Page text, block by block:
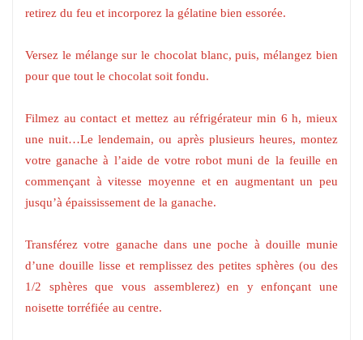
retirez du feu et incorporez la gélatine bien essorée.
Versez le mélange sur le chocolat blanc, puis, mélangez bien
pour que tout le chocolat soit fondu.
Filmez au contact et mettez au réfrigérateur min 6 h, mieux
une nuit…Le lendemain, ou après plusieurs heures, montez
votre ganache à l’aide de votre robot muni de la feuille en
commençant à vitesse moyenne et en augmentant un peu
jusqu’à épaississement de la ganache.
Transférez votre ganache dans une poche à douille munie
d’une douille lisse et remplissez des petites sphères (ou des
1/2 sphères que vous assemblerez) en y enfonçant une
noisette torréfiée au centre.